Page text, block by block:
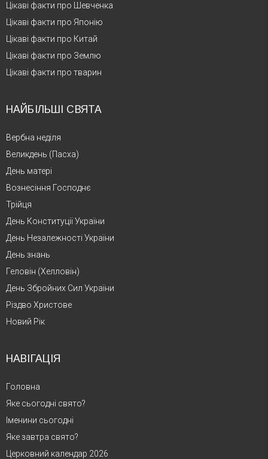
Цікаві факти про Шевченка
Цікаві факти про Японію
Цікаві факти про Китай
Цікаві факти про Землю
Цікаві факти про тварин
НАЙБІЛЬШІ СВЯТА
Вербна неділя
Великдень (Пасха)
День матері
Вознесіння Господнє
Трійця
День Конституції України
День Незалежності України
День знань
Геловін (Хелловін)
День Збройних Сил України
Різдво Христове
Новий Рік
НАВІГАЦІЯ
Головна
Яке сьогодні свято?
Іменини сьогодні
Яке завтра свято?
Церковний календар 2026